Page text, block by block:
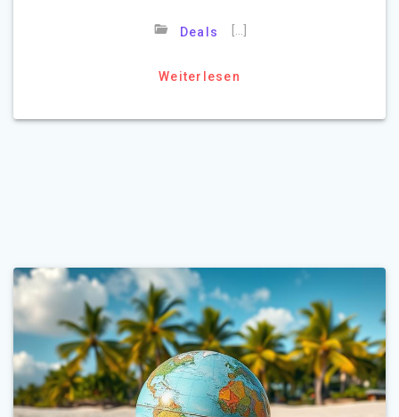
Deals […]
Weiterlesen